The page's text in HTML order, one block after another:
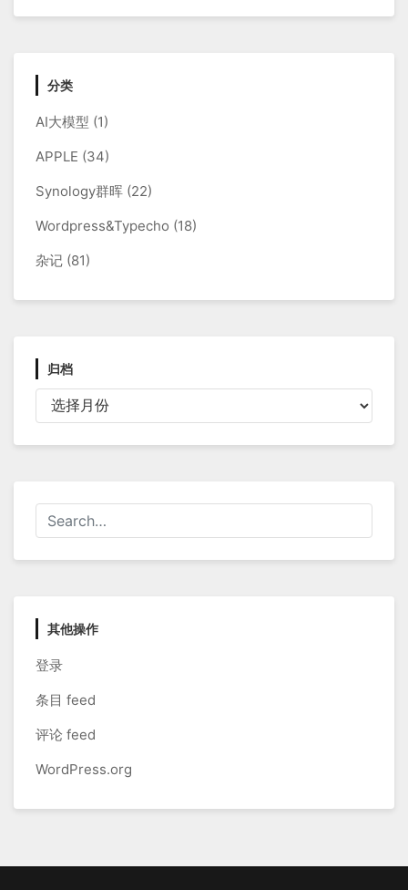
分类
AI大模型 (1)
APPLE (34)
Synology群晖 (22)
Wordpress&Typecho (18)
杂记 (81)
归档
档
其他操作
登录
条目 feed
评论 feed
WordPress.org